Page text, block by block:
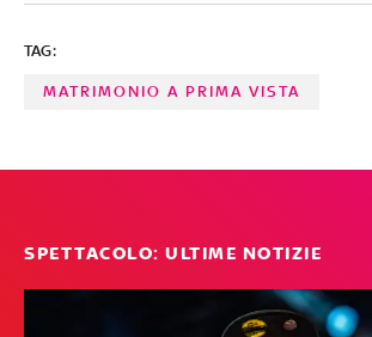
TAG:
MATRIMONIO A PRIMA VISTA
SPETTACOLO: ULTIME NOTIZIE